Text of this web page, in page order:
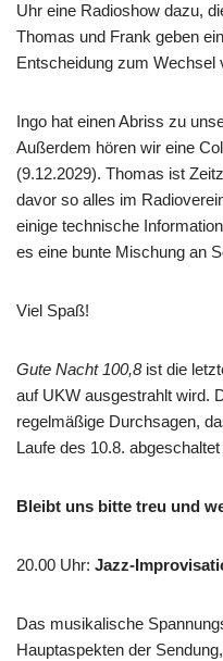
Uhr eine Radioshow dazu,
Thomas und Frank geben
Entscheidung zum
Ingo hat einen Abriss zu
Außerdem hören wir eine
(9.12.2029). Thomas ist
davor so alles im
einige technische
es eine bunte Mischung an
Viel Spaß!
Gute Nacht 100,8ist die
auf UKW ausgestrahlt wird.
regelmäßige Durchsagen,
Laufe des 10.8. abgeschaltet
Bleibt uns bitte treu und
20.00 Uhr: Jazz-
Das musikalische
Hauptaspekten der